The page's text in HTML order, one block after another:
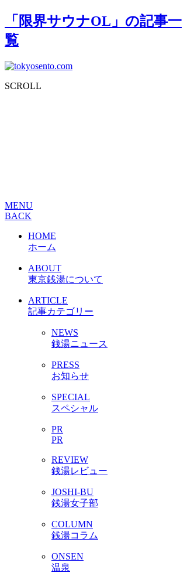
「限界サウナOL」の記事一
覧
SCROLL
MENU
BACK
HOME
ホーム
ABOUT
東京銭湯について
ARTICLE
記事カテゴリー
NEWS
銭湯ニュース
PRESS
お知らせ
SPECIAL
スペシャル
PR
PR
REVIEW
銭湯レビュー
JOSHI-BU
銭湯女子部
COLUMN
銭湯コラム
ONSEN
温泉